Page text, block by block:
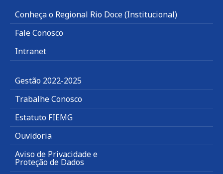
Conheça o Regional Rio Doce (Institucional)
Fale Conosco
Intranet
Gestão 2022-2025
Trabalhe Conosco
Estatuto FIEMG
Ouvidoria
Aviso de Privacidade e
Proteção de Dados